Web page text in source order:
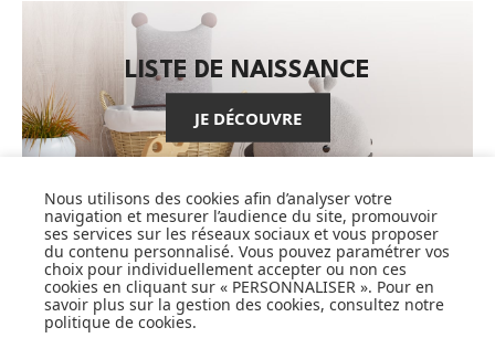
LISTE DE NAISSANCE
JE DÉCOUVRE
CARTES CADEAUX
JE DÉCOUVRE
Nous utilisons des cookies afin d’analyser votre
navigation et mesurer l’audience du site, promouvoir
ses services sur les réseaux sociaux et vous proposer
du contenu personnalisé. Vous pouvez paramétrer vos
choix pour individuellement accepter ou non ces
cookies en cliquant sur « PERSONNALISER ». Pour en
savoir plus sur la gestion des cookies, consultez notre
politique de cookies.